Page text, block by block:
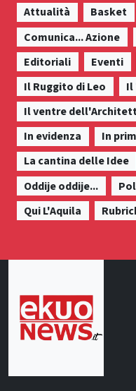
Attualità
Basket
Comunica... Azione
Editoriali
Eventi
Il Ruggito di Leo
Il
Il ventre
In evidenza
In
La cantina delle Idee
Oddije oddije...
Qui L'Aquila